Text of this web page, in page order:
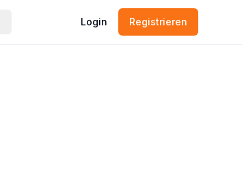
Login Registrieren